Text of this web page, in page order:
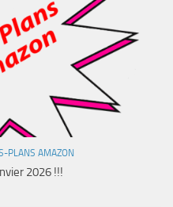
PLANS AMAZON
2026 !!!